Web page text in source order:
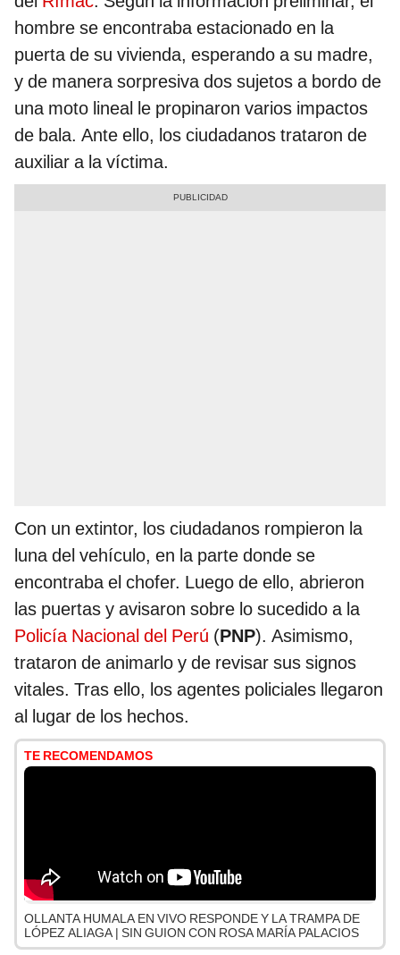
hombre se encontraba estacionado en la
puerta de su vivienda, esperando a su madre,
y de manera sorpresiva dos sujetos a bordo de
una moto lineal le propinaron varios impactos
de bala. Ante ello, los ciudadanos trataron de
auxiliar a la víctima.
Con un extintor, los ciudadanos rompieron la
luna del vehículo, en la parte donde se
encontraba el chofer. Luego de ello, abrieron
las puertas y avisaron sobre lo sucedido a la
Policía Nacional del Perú (PNP). Asimismo,
trataron de animarlo y de revisar sus signos
vitales. Tras ello, los agentes policiales llegaron
al lugar de los hechos.
TE RECOMENDAMOS
OLLANTA HUMALA EN VIVO RESPONDE Y LA TRAMPA DE
LÓPEZ ALIAGA | SIN GUION CON ROSA MARÍA PALACIOS